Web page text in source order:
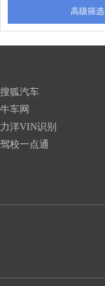
高级筛选
搜狐汽车
牛车网
力洋VIN识别
驾校一点通